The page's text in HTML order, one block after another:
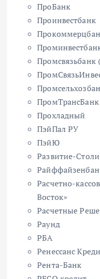
ПроБанк
Проинвестбанк
Промсвязьбанк
ПромТрансБанк
Прохладный
ПэйПал РУ
ПэйЮ
Развитие-
Расчетно-
Восток»
Расчетные
Раунд
РБА
Ренессанс
Рента-Банк